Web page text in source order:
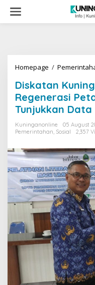
content
Homepage /
Diskatan
Regenerasi
Tunjukkan
Kuninganonline
05 August
Pemerintahan, Sosial 2,357